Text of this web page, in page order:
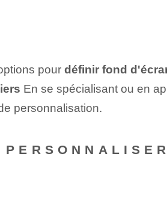
pour définir ⁤fond
En se spécialisant ou en
personnalisation.